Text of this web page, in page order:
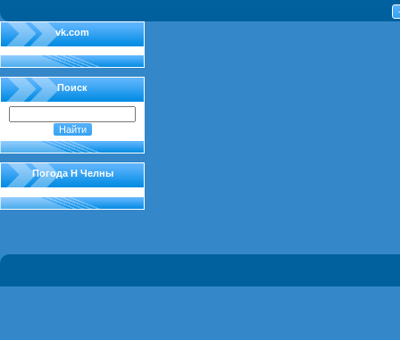
vk.com
Поиск
Погода Н Челны